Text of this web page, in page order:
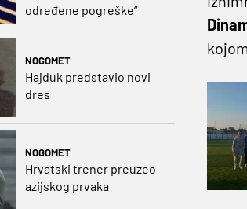
određene pogreške“
NOGOMET
Hajduk predstavio novi
dres
NOGOMET
Hrvatski trener preuzeo
azijskog prvaka